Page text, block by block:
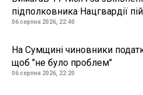
підполковника Нацгвардії
06 серпня 2026, 22:40
На Сумщині чиновники
щоб "не було проблем"
06 серпня 2026, 22:20